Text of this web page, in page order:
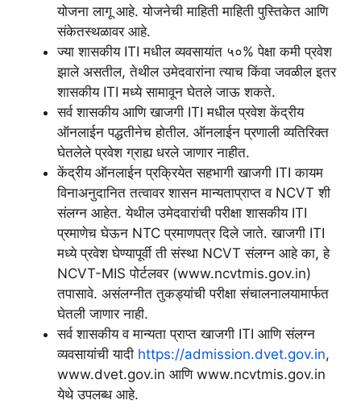
योजना लागू आहे. योजनेची माहिती माहिती पुस्तिकेत आणि
संकेतस्थळावर आहे.
ज्या शासकीय ITI मधील व्यवसायांत ५०% पेक्षा कमी प्रवेश
झाले असतील, तेथील उमेदवारांना त्याच किंवा जवळील इतर
शासकीय ITI मध्ये सामावून घेतले जाऊ शकते.
सर्व शासकीय आणि खाजगी ITI मधील प्रवेश केंद्रीय
ऑनलाईन पद्धतीनेच होतील. ऑनलाईन प्रणाली व्यतिरिक्त
घेतलेले प्रवेश ग्राह्य धरले जाणार नाहीत.
केंद्रीय ऑनलाईन प्रक्रियेत सहभागी खाजगी ITI कायम
विनाअनुदानित तत्वावर शासन मान्यताप्राप्त व NCVT शी
संलग्न आहेत. येथील उमेदवारांची परीक्षा शासकीय ITI
प्रमाणेच घेऊन NTC प्रमाणपत्र दिले जाते. खाजगी ITI
मध्ये प्रवेश घेण्यापूर्वी ती संस्था NCVT संलग्न आहे का, हे
NCVT-MIS पोर्टलवर (www.ncvtmis.gov.in)
तपासावे. असंलग्नीत तुकड्यांची परीक्षा संचालनालयामार्फत
घेतली जाणार नाही.
सर्व शासकीय व मान्यता प्राप्त खाजगी ITI आणि संलग्न
व्यवसायांची यादी https://admission.dvet.gov.in,
www.dvet.gov.in आणि www.ncvtmis.gov.in
येथे उपलब्ध आहे.